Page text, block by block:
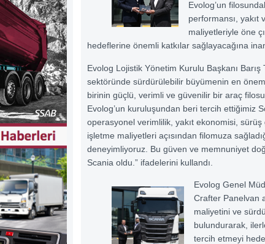
Evolog’un
performansı,
maliyetleriyle öne
hedeflerine önemli katkılar sağlayacağına
Evolog Lojistik Yönetim Kurulu Başkanı Barış
sektöründe sürdürülebilir büyümenin en
birinin güçlü, verimli ve güvenilir bir araç
Evolog’un kuruluşundan beri tercih ettiğimiz
operasyonel verimlilik, yakıt ekonomisi,
işletme maliyetleri açısından filomuza
deneyimliyoruz. Bu güven ve memnuniyet
Scania oldu.” ifadelerini kullandı.
Evolog Genel
Crafter Panelvan
maliyetini ve
bulundurarak,
tercih etmeyi